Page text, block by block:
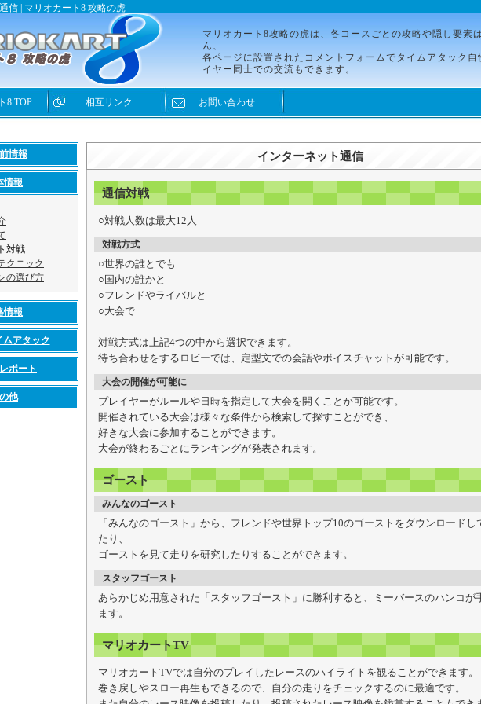
信 | マリオカート8 攻略の虎
マリオカート8攻略の虎は、各コースごとの攻略や隠し要素
ん、
各ページに設置されたコメントフォームでタイムアタック自
イヤー同士での交流もできます。
情報
情報
対戦
クニック
の選び方
情報
ムアタック
ポート
他
インターネット通信
通信対戦
○対戦人数は最大12人
対戦方式
○世界の誰とでも
○国内の誰かと
○フレンドやライバルと
○大会で
対戦方式は上記4つの中から選択できます。
待ち合わせをするロビーでは、定型文での会話やボイスチャットが可能です。
大会の開催が可能に
プレイヤーがルールや日時を指定して大会を開くことが可能です。
開催されている大会は様々な条件から検索して探すことができ、
好きな大会に参加することができます。
大会が終わるごとにランキングが発表されます。
ゴースト
みんなのゴースト
「みんなのゴースト」から、フレンドや世界トップ10のゴーストをダウンロードし
たり、
ゴーストを見て走りを研究したりすることができます。
スタッフゴースト
あらかじめ用意された「スタッフゴースト」に勝利すると、ミーバースのハンコが
ます。
マリオカートTV
マリオカートTVでは自分のプレイしたレースのハイライトを観ることができます。
巻き戻しやスロー再生もできるので、自分の走りをチェックするのに最適です。
8 TOP 相互リンク お問い合わせ